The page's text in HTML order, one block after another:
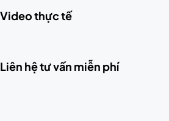
Video thực tế
Liên hệ tư vấn miễn phí